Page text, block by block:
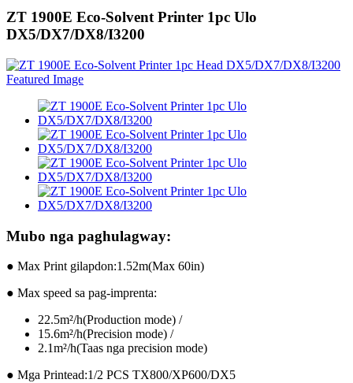
ZT 1900E Eco-Solvent Printer 1pc Ulo
DX5/DX7/DX8/I3200
Mubo nga paghulagway:
● Max Print gilapdon:1.52m(Max 60in)
● Max speed sa pag-imprenta:
22.5m²/h(Production mode) /
15.6m²/h(Precision mode) /
2.1m²/h(Taas nga precision mode)
● Mga Printead:1/2 PCS TX800/XP600/DX5